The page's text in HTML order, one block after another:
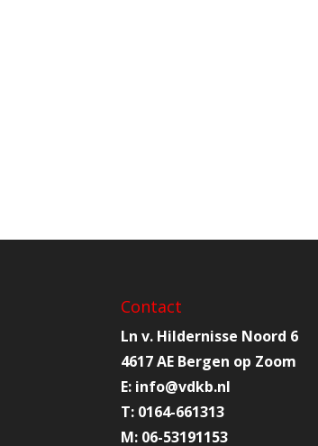
Contact
Ln v. Hildernisse Noord 6
4617 AE Bergen op Zoom
E: info@vdkb.nl
T: 0164-661313
M: 06-53191153